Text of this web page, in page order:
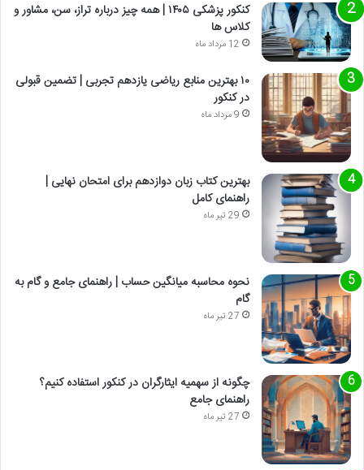
کنکور پزشکی ۱۴۰۵ | همه چیز درباره تراز، سن، مشاور و
کلاس ها
12 مرداد ماه
۱۰ بهترین منابع ریاضی یازدهم تجربی | تضمین قبولی
در کنکور
9 مرداد ماه
بهترین کتاب زبان دوازدهم برای امتحان نهایی |
راهنمای کامل
29 تیر ماه
نحوه محاسبه میانگین حساب | راهنمای جامع و گام به
گام
27 تیر ماه
چگونه از سهمیه ایثارگران در کنکور استفاده کنیم؟
راهنمای جامع
27 تیر ماه